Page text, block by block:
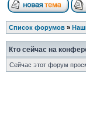
Список форумов»
Кто сейчас на
Сейчас этот форум